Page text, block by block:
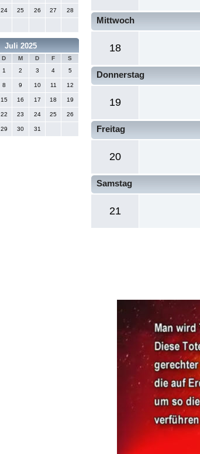
24 25 26 27 28
Juli 2025
D M D F
S
1
2 3 4 5
8 9 10 11 12
15 16 17 18 19
22 23 24 25 26
29 30 31
Mittwoch
18
Donnerstag
19
Freitag
20
Samstag
21